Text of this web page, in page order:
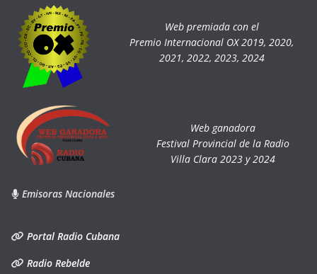
Web premiada con el
Premio Internacional OX 2019, 2020,
2021, 2022, 2023, 2024
Web ganadora
Festival Provincial de la Radio
Villa Clara 2023 y 2024
Emisoras Nacionales
Portal Radio Cubana
Radio Rebelde